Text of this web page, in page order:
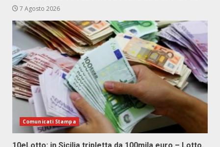
7 Agosto 2026
Comunicati Stampa